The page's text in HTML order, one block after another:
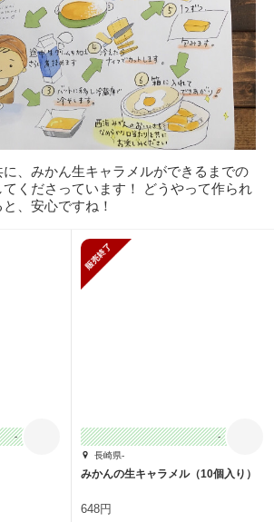
、みかん生キャラメルができるまでの
くださっています！ どうやって作られ
、安心ですね！
-
-
長崎県-
みかんの生キャラメル（10個入り）
648円